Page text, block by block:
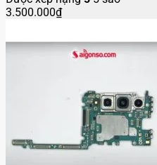
3.500.000₫